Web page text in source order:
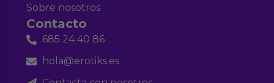
Sobre nosotros
Contacto
685 24 40 86
hola@erotiks.es